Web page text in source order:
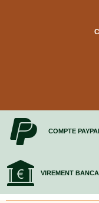
COUVERTURES
Couvertures
Classiques
Couvertures
Déménagement
Tissées
COMPTE
VIREMENT